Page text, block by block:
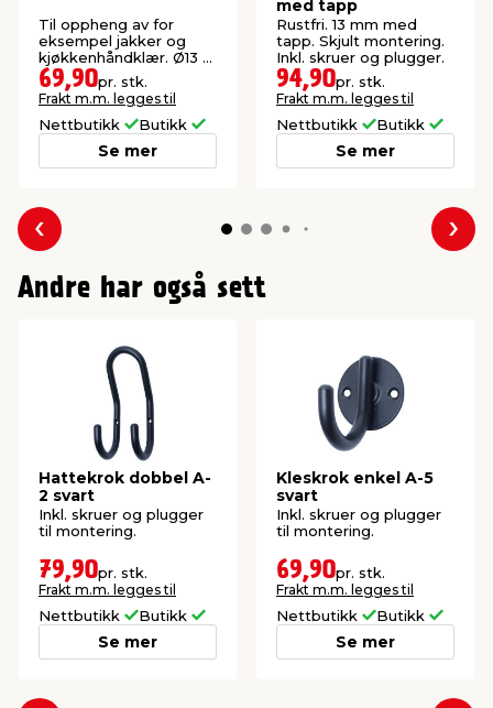
Til oppheng av for
eksempel jakker og
kjøkkenhåndklær. Ø13 x
35 mm.
69,90pr. stk.
Frakt m.m. legges til
Nettbutikk Butikk
Se mer
med tapp
Rustfri. 13 mm med
tapp. Skjult montering.
Inkl. skruer og plugger.
94,90pr. stk.
Frakt m.m. legges til
Nettbutikk Butikk
Se mer
Forrige
Andre har også sett
Hattekrok dobbel A-
2 svart
Inkl. skruer og plugger
til montering.
79,90pr. stk.
Frakt m.m. legges til
Nettbutikk Butikk
Se mer
Kleskrok enkel A-5
svart
Inkl. skruer og plugger
til montering.
69,90pr. stk.
Frakt m.m. legges til
Nettbutikk Butikk
Se mer